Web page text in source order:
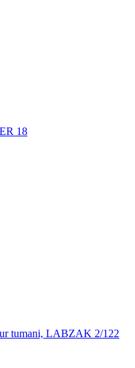
18
tumani, LABZAK 2/122